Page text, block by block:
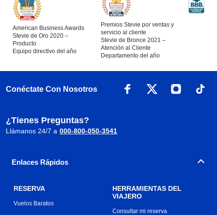
American Business Awards
Stevie de Oro 2020 –
Producto
Equipo directivo del año
Premios Stevie por ventas y
servicio al cliente
Stevie de Bronce 2021 –
Atención al Cliente
Departamento del año
Conéctate Con Nosotros
¿Tienes Preguntas?
Llámanos 24/7 a 000-800-050-3541
Enlaces Rápidos
RESERVA
Vuelos Baratos
HERRAMIENTAS DEL
VIAJERO
Consultar mi reserva